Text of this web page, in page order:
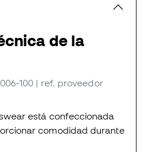
de la
100 | ref. proveedor
está confeccionada
comodidad durante